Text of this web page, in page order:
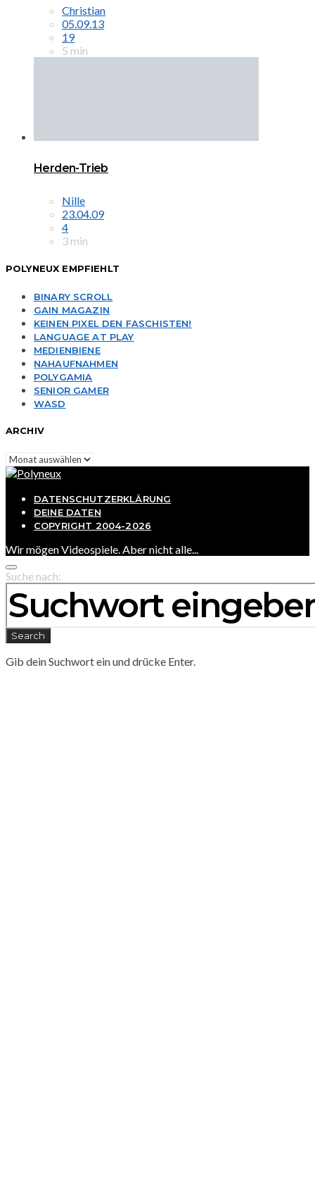
Christian
05.09.13
19
5 min
Herden-Trieb
Nille
23.04.09
4
3 min
POLYNEUX EMPFIEHLT
BINARY SCROLL
GAIN MAGAZIN
KEINEN PIXEL DEN FASCHISTEN!
LANGUAGE AT PLAY
MEDIENBIENE
NAHAUFNAHMEN
POLYGAMIA
SENIOR GAMER
WASD
ARCHIV
Archiv
DATENSCHUTZERKLÄRUNG
DEINE DATEN
COPYRIGHT 2004-2026
Wir mögen Videospiele. Aber nicht alle...
Suche nach:
Search
Gib dein Suchwort ein und drücke Enter.